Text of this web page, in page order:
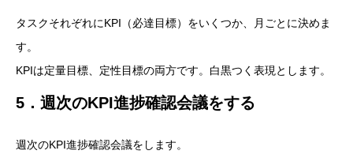
タスクそれぞれにKPI（必達目標）をいくつか、月ごとに決めま
す。
KPIは定量目標、定性目標の両方です。白黒つく表現とします。
5．週次のKPI進捗確認会議をする
週次のKPI進捗確認会議をします。